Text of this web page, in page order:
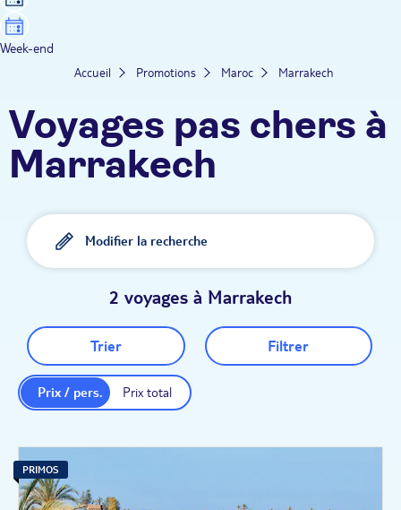
Week-end
Accueil Promotions Maroc Marrakech
Voyages pas chers à
Marrakech
Modifier la recherche
2 voyages à Marrakech
Trier Filtrer
Prix total
Prix / pers.
PRIMOS